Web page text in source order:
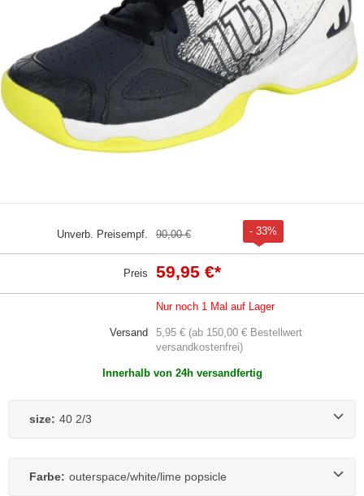
Unverb. Preisempf. 90,00 € - 33%
Preis 59,95 €*
Nur noch 1 Mal auf Lager
Versand
5,95 € (ab 150,00 € Bestellwert
versandkostenfrei)
Innerhalb von 24h versandfertig
size: 40 2/3
Farbe: outerspace/white/lime popsicle